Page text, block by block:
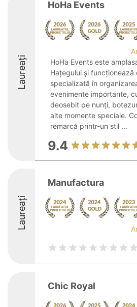
Laureați
HoHa Events
HoHa Events este
Hațegului și funcționează
specializată în
evenimente importante,
deosebit pe nunți,
alte momente speciale.
remarcă printr-un stil ...
9.4
Laureați
Manufactura
Chic Royal